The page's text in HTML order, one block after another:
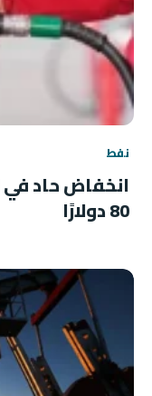
نفط
انخفاض حاد
80 دولارًا